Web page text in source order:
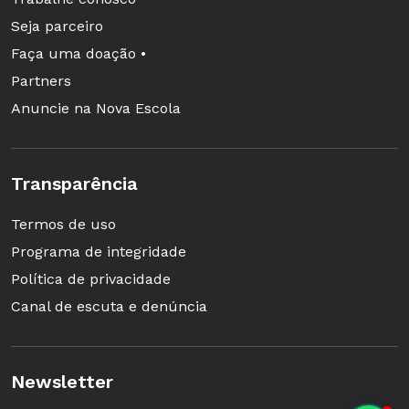
em 2004, o Prêmio “Gestão para o Sucesso
Escolar”, do Instituto Protagonistes/Fundação
Lemann. Atuou como coordenadora do Núcleo
de Formação Continuada do município e
de Itatiba.
Seja parceiro
Faça uma doação •
Partners
Anuncie na Nova Escola
Transparência
Termos de uso
Programa de integridade
Política de privacidade
Canal de escuta e denúncia
Newsletter